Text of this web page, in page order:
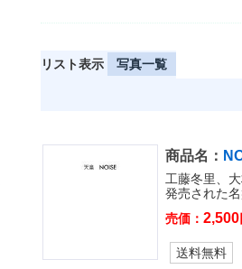
リスト表示 写真一覧
商品名：
工藤冬里、
発売された
売価： 2,500
送料無料